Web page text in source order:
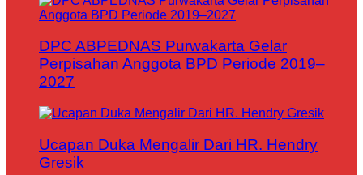
DPC ABPEDNAS Purwakarta Gelar
Perpisahan Anggota BPD Periode 2019–
2027
Ucapan Duka Mengalir Dari HR. Hendry
Gresik